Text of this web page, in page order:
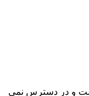
و در دسترس نمی